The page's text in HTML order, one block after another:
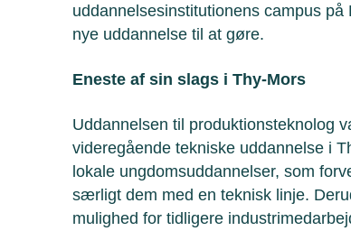
uddannelsesinstitutionens campus
nye uddannelse til at gøre.
Eneste af sin slags i Thy-Mors
Uddannelsen til produktionsteknolog
videregående tekniske uddannelse i
lokale ungdomsuddannelser, som
særligt dem med en teknisk linje.
mulighed for tidligere